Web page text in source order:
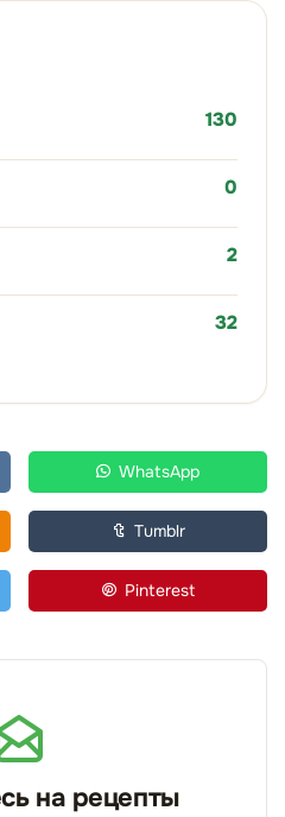
130
0
2
32
WhatsApp
Tumblr
Pinterest
на рецепты